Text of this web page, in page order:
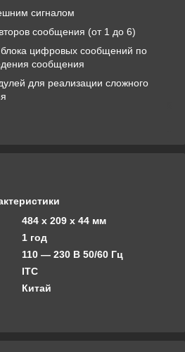
сигналом
сообщения (от 1 до 6)
цифровых сообщений по
сообщения
для реализации сложного
484 х 209 х 44 мм
1 год
110 — 230 В 50/60 Гц
ITC
Китай